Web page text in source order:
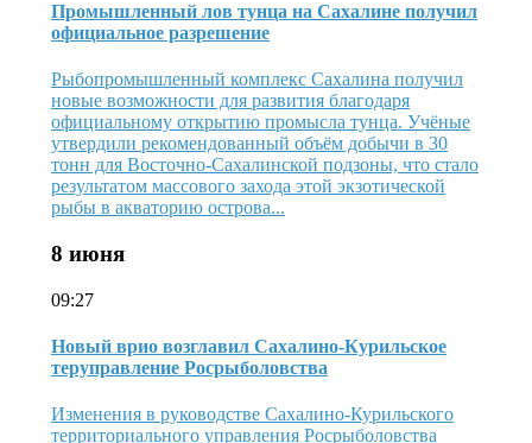
Промышленный лов тунца на Сахалине получил
официальное разрешение
Рыбопромышленный комплекс Сахалина получил
новые возможности для развития благодаря
официальному открытию промысла тунца. Учёные
утвердили рекомендованный объём добычи в 30
тонн для Восточно-Сахалинской подзоны, что стало
результатом массового захода этой экзотической
рыбы в акваторию острова...
8 июня
09:27
Новый врио возглавил Сахалино-Курильское
теруправление Росрыболовства
Изменения в руководстве Сахалино-Курильского
территориального управления Росрыболовства